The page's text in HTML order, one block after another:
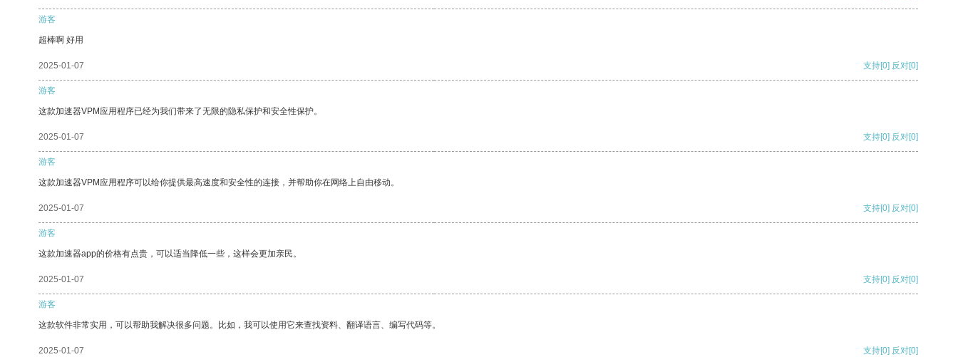
游客
超棒啊 好用
2025-01-07 支持[0] 反对[0]
游客
这款加速器VPM应用程序已经为我们带来了无限的隐私保护和安全性保护。
2025-01-07 支持[0] 反对[0]
游客
这款加速器VPM应用程序可以给你提供最高速度和安全性的连接，并帮助你在网络上自由移动。
2025-01-07 支持[0] 反对[0]
游客
这款加速器app的价格有点贵，可以适当降低一些，这样会更加亲民。
2025-01-07 支持[0] 反对[0]
游客
这款软件非常实用，可以帮助我解决很多问题。比如，我可以使用它来查找资料、翻译语言、编写代码等。
2025-01-07 支持[0] 反对[0]